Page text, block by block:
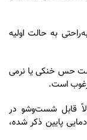
به حالت اولیه
حس خنکی یا نرمی
است.
قابل شست‌وشو در
پایین ذکر شده،